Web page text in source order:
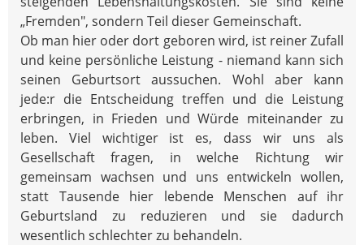
„Fremden", sondern Teil dieser Gemeinschaft.
Ob man hier oder dort geboren wird, ist reiner Zufall
und keine persönliche Leistung - niemand kann sich
seinen Geburtsort aussuchen. Wohl aber kann
jede:r die Entscheidung treffen und die Leistung
erbringen, in Frieden und Würde miteinander zu
leben. Viel wichtiger ist es, dass wir uns als
Gesellschaft fragen, in welche Richtung wir
gemeinsam wachsen und uns entwickeln wollen,
statt Tausende hier lebende Menschen auf ihr
Geburtsland zu reduzieren und sie dadurch
wesentlich schlechter zu behandeln.